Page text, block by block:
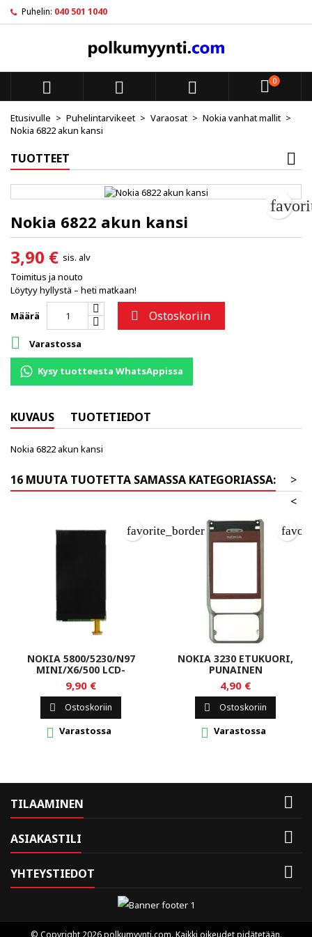
Puhelin: 040 501 1040
   0
Etusivulle Puhelintarvikeet Varaosat
Nokia vanhat mallit
Nokia 6822 akun kansi
TUOTTEET
Nokia 6822 akun kansi
3,90 € sis. alv
Toimitus ja nouto
Löytyy hyllystä – heti matkaan!
Määrä  Ostoskoriin
 Varastossa
Kysy tuotteesta WhatsAppissa
KUVAUS TUOTETIEDOT
Nokia 6822 akun kansi
16 MUUTA TUOTETTA SAMASSA KATEGORIASSA:
>
<
NOKIA 5800/5230/N97
MINI/X6/500 LCD-
NÄYTTÖ
9,90 €
 Ostoskoriin
 Varastossa
favorite_border
NOKIA 3230 ETUKUORI,
PUNAINEN
4,90 €
 Ostoskoriin
 Varastossa
TILAAMINEN 
ASIAKASTILI 
YHTEYSTIEDOT 
My wishlists
add_circle_outline
Create new list
Luo toivelista
Toivelistan nimi
Kirjaudu sisään
Sinun pitää olla kirjautunut jotta voit lisätä tuotteita
© Copyright 2026 polkumyynti.com. Kaikki oikeudet pidätetään.